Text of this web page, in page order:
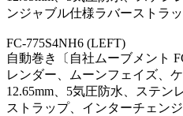
ンジャブル仕様ラバーストラ
FC-775S4NH6 (LEFT)
自動巻き〔自社ムーブメント
レンダー、ムーンフェイズ、
12.65mm、5気圧防水、ステン
ストラップ、インターチェン